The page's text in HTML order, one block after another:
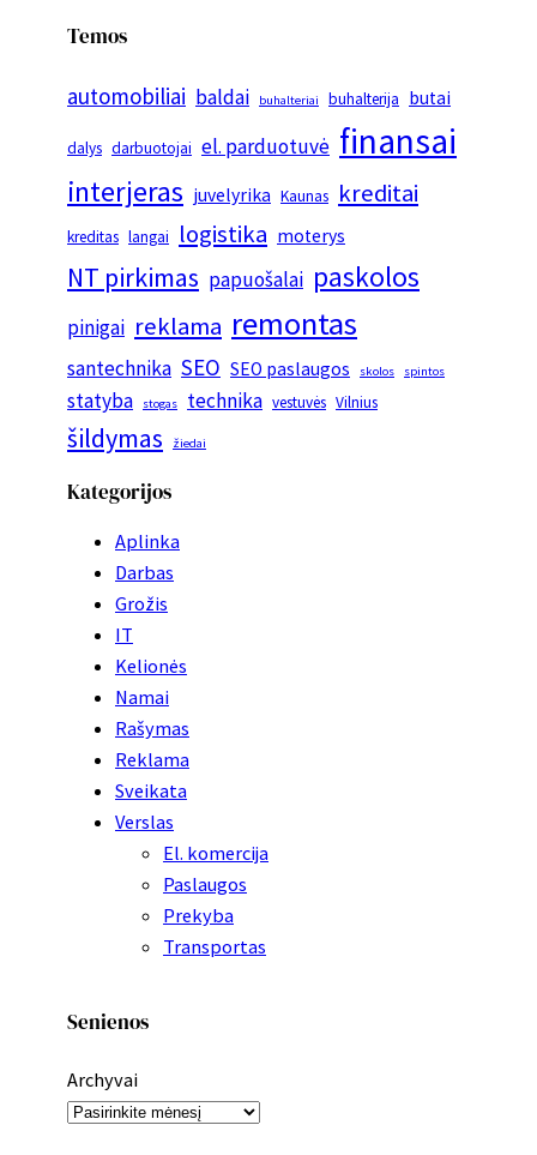
Temos
automobiliai baldai buhalteriai buhalterija butai
dalys darbuotojai el. parduotuvė finansai
interjeras juvelyrika Kaunas kreditai
kreditas langai logistika moterys
NT pirkimas papuošalai paskolos
pinigai reklama remontas
santechnika SEO SEO paslaugos skolos spintos
statyba stogas technika vestuvės Vilnius
šildymas žiedai
Kategorijos
Aplinka
Darbas
Grožis
IT
Kelionės
Namai
Rašymas
Reklama
Sveikata
Verslas
El. komercija
Paslaugos
Prekyba
Transportas
Senienos
Archyvai